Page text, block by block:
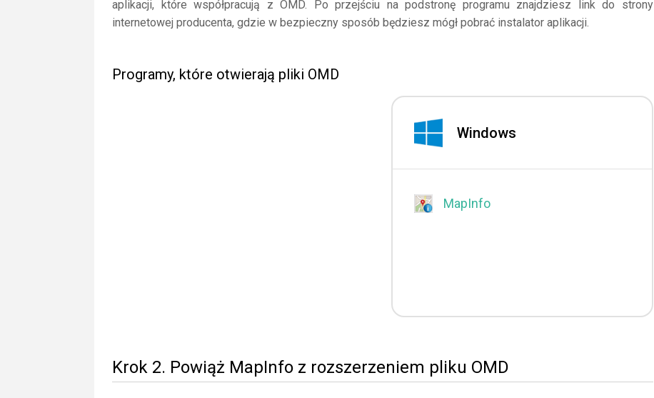
aplikacji, które współpracują z OMD. Po przejściu na podstronę programu znajdziesz link do strony
internetowej producenta, gdzie w bezpieczny sposób będziesz mógł pobrać instalator aplikacji.
Programy, które otwierają pliki OMD
Windows
MapInfo
Krok 2. Powiąż MapInfo z rozszerzeniem pliku OMD